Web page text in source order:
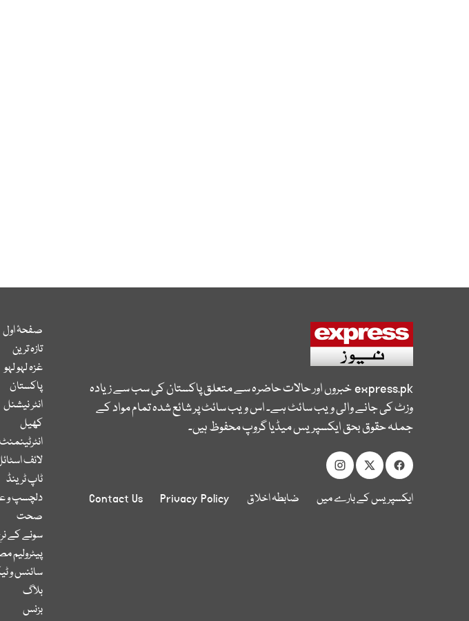
express.pkخبروں اور حالات حاضرہ سے متعلق پاکستان کی سب سے زیادہ
وزٹ کی جانے والی ویب سائٹ ہے۔ اس ویب سائٹ پر شائع شدہ تمام مواد کے
جملہ حقوق بحق ایکسپریس میڈیا گروپ محفوظ ہیں۔
ایکسپریس کے بارے میں ضابطہ اخلاق Privacy Policy
Contact Us
صفحۂ اول
تازہ ترین
غزہ لہو لہو
پاکستان
انٹر نیشنل
کھیل
انٹرٹینمنٹ
لائف
ٹاپ ٹرینڈ
دلچسپ و
صحت
سونے کے
پیٹرولیم
سائنس و
بلاگ
بزنس